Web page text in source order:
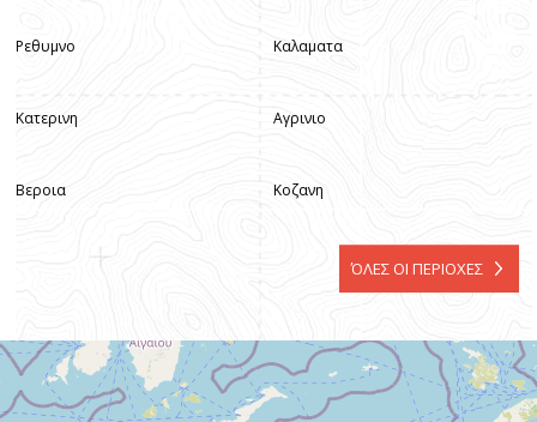
Ρεθυμνο
Κατερινη
Βεροια
Καλαματα
Αγρινιο
Κοζανη
ΌΛΕΣ ΟΙ ΠΕΡΙΟΧΕΣ